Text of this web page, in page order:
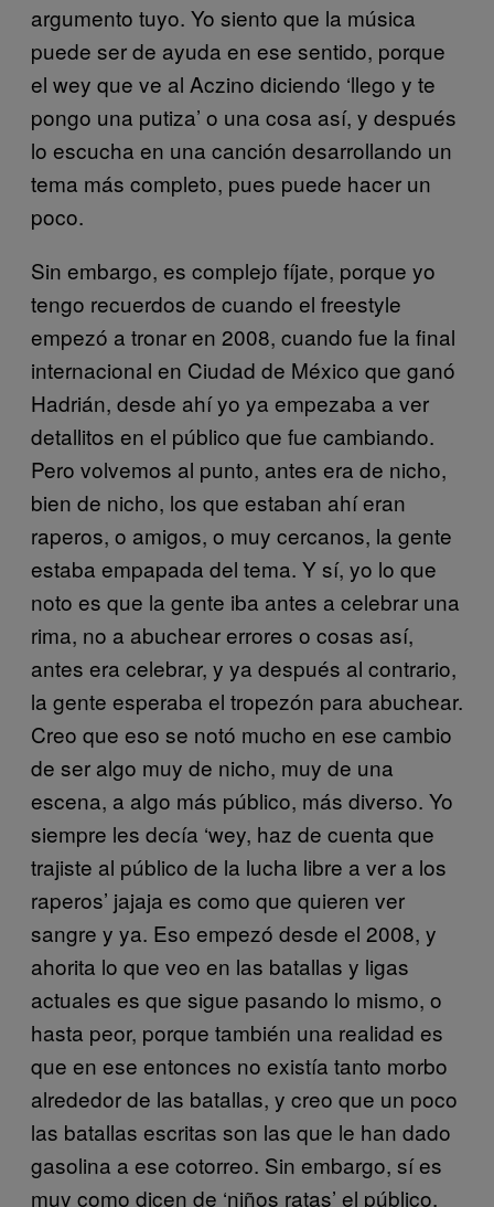
argumento tuyo. Yo siento que la música
puede ser de ayuda en ese sentido, porque
el wey que ve al Aczino diciendo ‘llego y te
pongo una putiza’ o una cosa así, y después
lo escucha en una canción desarrollando un
tema más completo, pues puede hacer un
poco.
Sin embargo, es complejo fíjate, porque yo
tengo recuerdos de cuando el freestyle
empezó a tronar en 2008, cuando fue la final
internacional en Ciudad de México que ganó
Hadrián, desde ahí yo ya empezaba a ver
detallitos en el público que fue cambiando.
Pero volvemos al punto, antes era de nicho,
bien de nicho, los que estaban ahí eran
raperos, o amigos, o muy cercanos, la gente
estaba empapada del tema. Y sí, yo lo que
noto es que la gente iba antes a celebrar una
rima, no a abuchear errores o cosas así,
antes era celebrar, y ya después al contrario,
la gente esperaba el tropezón para abuchear.
Creo que eso se notó mucho en ese cambio
de ser algo muy de nicho, muy de una
escena, a algo más público, más diverso. Yo
siempre les decía ‘wey, haz de cuenta que
trajiste al público de la lucha libre a ver a los
raperos’ jajaja es como que quieren ver
sangre y ya. Eso empezó desde el 2008, y
ahorita lo que veo en las batallas y ligas
actuales es que sigue pasando lo mismo, o
hasta peor, porque también una realidad es
que en ese entonces no existía tanto morbo
alrededor de las batallas, y creo que un poco
las batallas escritas son las que le han dado
gasolina a ese cotorreo. Sin embargo, sí es
muy como dicen de ‘niños ratas’ el público,